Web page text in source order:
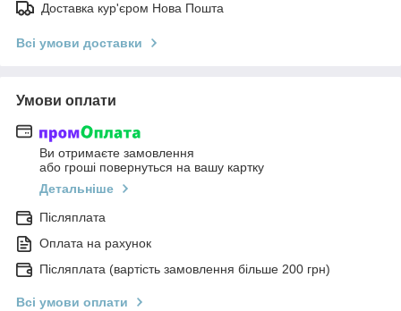
Доставка кур'єром Нова Пошта
Всі умови доставки
Умови оплати
Ви отримаєте замовлення
або гроші повернуться на вашу картку
Детальніше
Післяплата
Оплата на рахунок
Післяплата (вартість замовлення більше 200 грн)
Всі умови оплати